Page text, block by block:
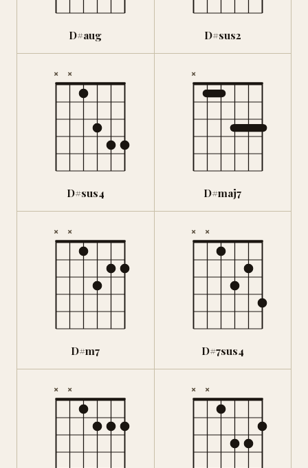
D#aug D#sus2
× ×
D#sus4
×
D#maj7
× ×
D#m7
× ×
D#7sus4
× × × ×